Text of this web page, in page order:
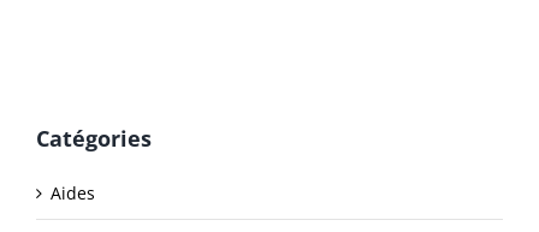
Catégories
Aides